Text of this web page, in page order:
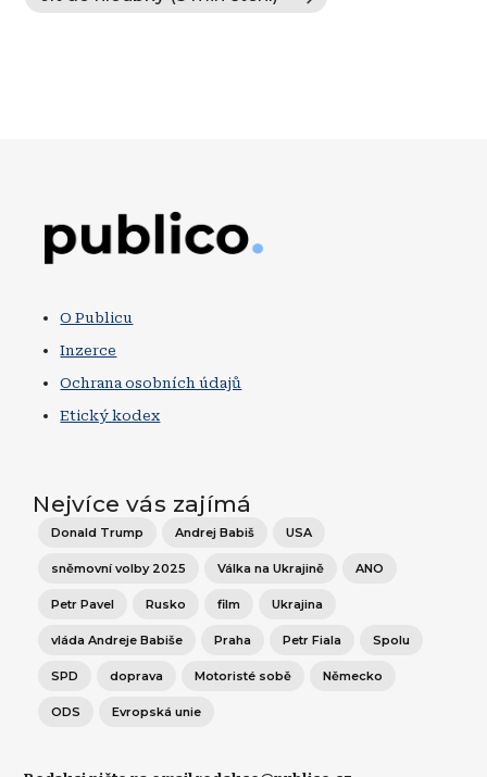
O Publicu
Inzerce
Ochrana osobních údajů
Etický kodex
Nejvíce vás zajímá
Donald Trump Andrej Babiš USA
sněmovní volby 2025 Válka na Ukrajině ANO
Petr Pavel Rusko film Ukrajina
vláda Andreje Babiše Praha Petr Fiala Spolu
SPD doprava Motoristé sobě Německo
ODS Evropská unie